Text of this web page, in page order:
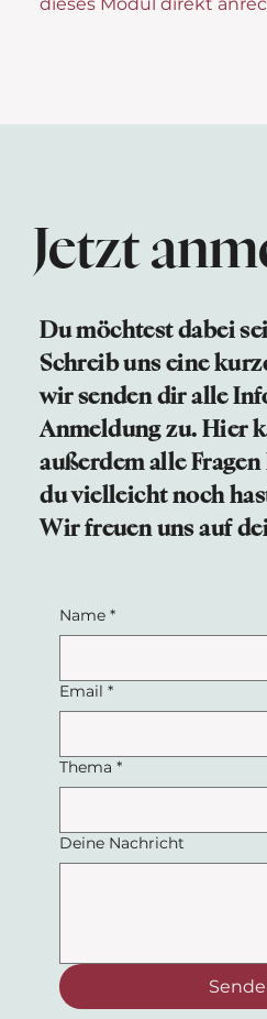
dieses Modul direkt
Jetzt
Du möchtest dabei
Schreib uns eine
wir senden dir alle
Anmeldung zu. Hier
außerdem alle
du vielleicht noch
Wir freuen uns auf
Name *
Email *
Thema *
Deine Nachricht